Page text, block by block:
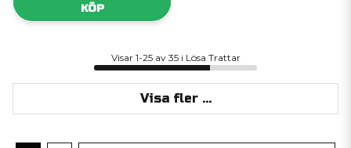
KÖP
Visar 1-25 av 35 i Lösa Trattar
Visa fler ...